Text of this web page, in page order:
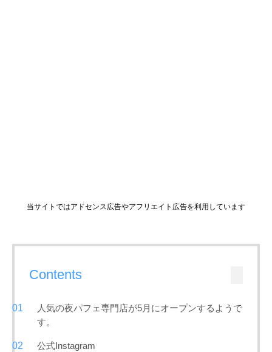
当サイトではアドセンス広告やアフリエイト広告を利用しています
Contents
人気の夜パフェ専門店が5月にオープンするようで
す。
公式Instagram